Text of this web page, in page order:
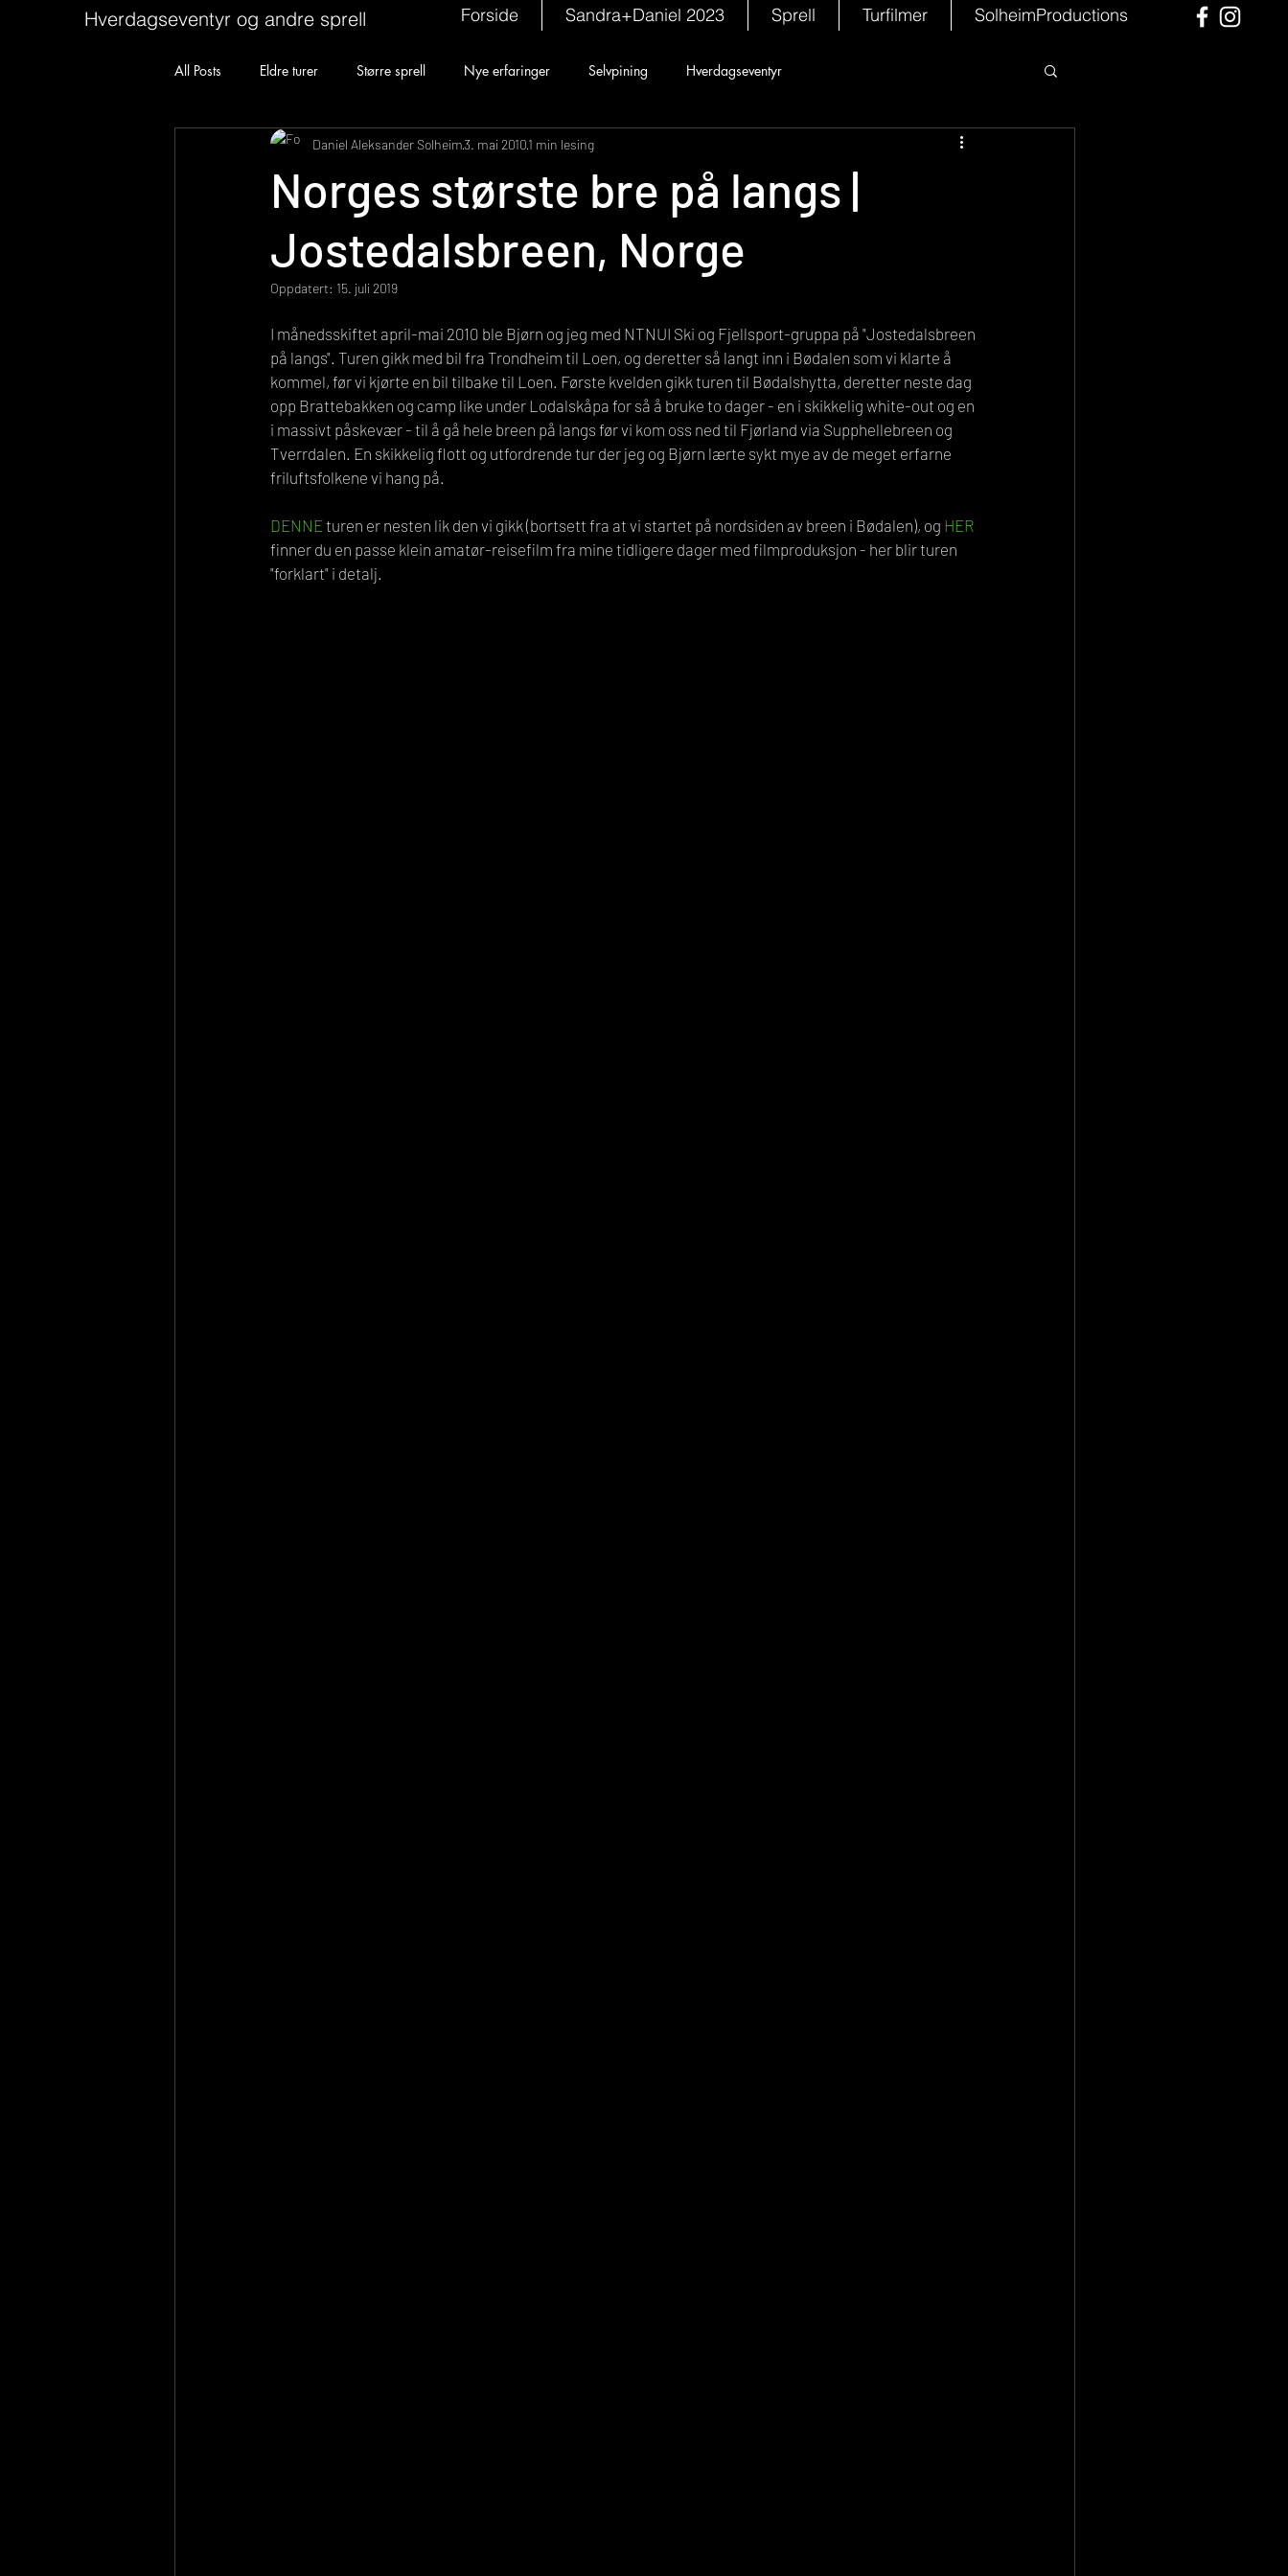
Hverdagseventyr og andre sprell Forside Sandra+Daniel 2023 Sprell Turfilmer SolheimProductions
All Posts Eldre turer Større sprell Nye erfaringer Selvpining Hverdagseventyr
Norges største bre på langs |
Jostedalsbreen, Norge
Daniel Aleksander Solheim3. mai 20101 min lesing
Oppdatert: 15. juli 2019
I månedsskiftet april-mai 2010 ble Bjørn og jeg med NTNUI Ski og Fjellsport-gruppa på "Jostedalsbreen
på langs". Turen gikk med bil fra Trondheim til Loen, og deretter så langt inn i Bødalen som vi klarte å
kommel, før vi kjørte en bil tilbake til Loen. Første kvelden gikk turen til Bødalshytta, deretter neste dag
opp Brattebakken og camp like under Lodalskåpa for så å bruke to dager - en i skikkelig white-out og en
i massivt påskevær - til å gå hele breen på langs før vi kom oss ned til Fjørland via Supphellebreen og
Tverrdalen. En skikkelig flott og utfordrende tur der jeg og Bjørn lærte sykt mye av de meget erfarne
friluftsfolkene vi hang på.
DENNE turen er nesten lik den vi gikk (bortsett fra at vi startet på nordsiden av breen i Bødalen), og HER
finner du en passe klein amatør-reisefilm fra mine tidligere dager med filmproduksjon - her blir turen
"forklart" i detalj.